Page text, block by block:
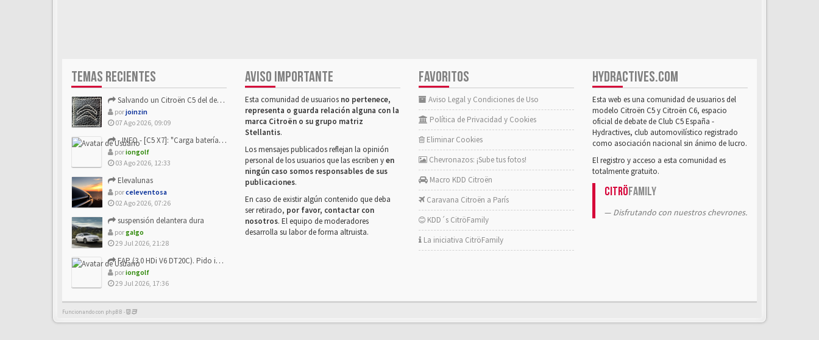
TEMAS RECIENTES
Salvando un Citroën C5 del desguace: Presentación y seguimiento
porjoinzin
07 Ago 2026, 09:09
- INFO - [C5 X7]: "Carga batería o alimentación eléctri...
poriongolf
03 Ago 2026, 12:33
Elevalunas
porceleventosa
02 Ago 2026, 07:26
suspensión delantera dura
porgalgo
29 Jul 2026, 21:28
FAP (3.0 HDi V6 DT20C). Pido info sobre su sustitución
poriongolf
29 Jul 2026, 17:36
AVISO IMPORTANTE
Esta comunidad de usuarios no pertenece,
representa o guarda relación alguna con la
marca Citroën o su grupo matriz
Stellantis.
Los mensajes publicados reflejan la opinión
personal de los usuarios que las escriben yen
ningún caso somos responsables de sus
publicaciones.
En caso de existir algún contenido que deba
ser retirado, por favor, contactar con
nosotros. El equipo de moderadores
desarrolla su labor de forma altruista.
FAVORITOS
Aviso Legal y Condiciones de Uso
Política de Privacidad y Cookies
Eliminar Cookies
Chevronazos: ¡Sube tus fotos!
Macro KDD Citroën
Caravana Citroën a París
KDD´s CitröFamily
La iniciativa CitröFamily
HYDRACTIVES.COM
Esta web es una comunidad de usuarios del
modelo Citroën C5 y Citroën C6, espacio
oficial de debate de Club C5 España -
Hydractives, club automovilístico registrado
como asociación nacional sin ánimo de lucro.
El registro y acceso a esta comunidad es
totalmente gratuito.
CitröFamily
Disfrutando con nuestros chevrones.
Funcionando con phpBB -